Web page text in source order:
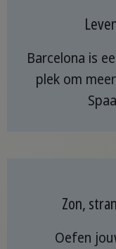
Barcelona is
plek om
Zon,
Oefen